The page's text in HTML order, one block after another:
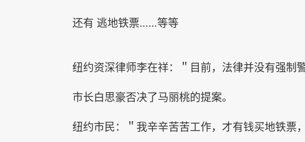
还有 逃地铁票……等等
纽约资深律师李在祥：＂目前，法律并没有强制
市长白思豪否决了马丽桃的提案。
纽约市民：＂我辛辛苦苦工作，才有钱买地铁票